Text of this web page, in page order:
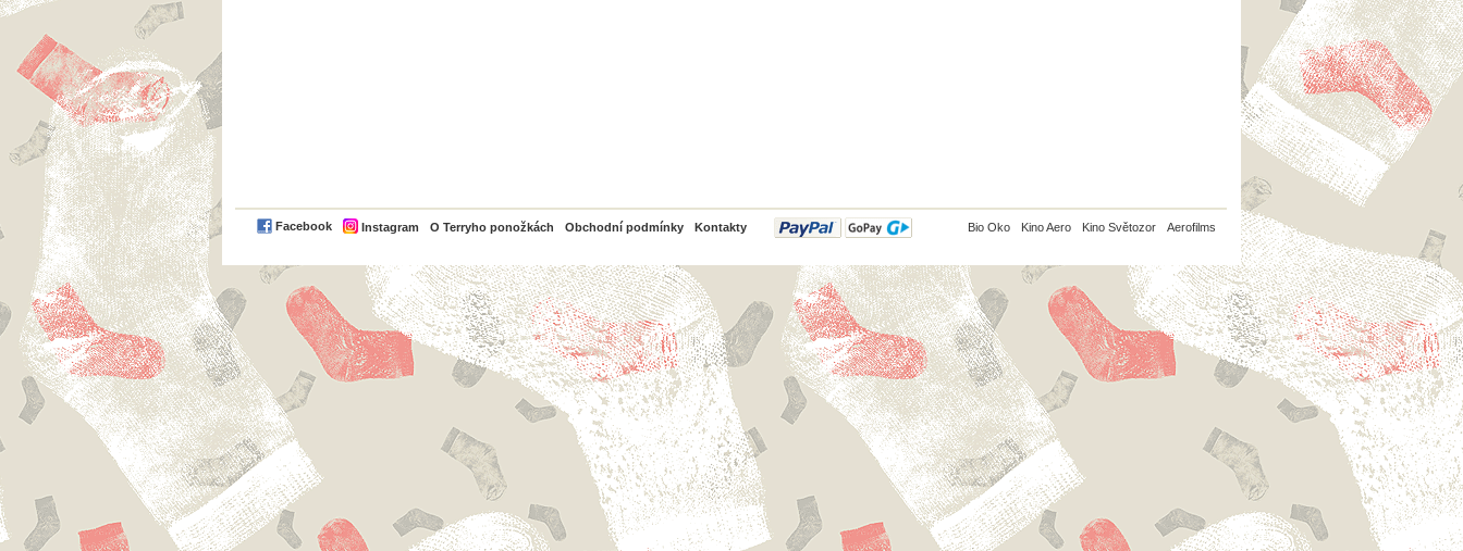
Facebook Instagram O Terryho ponožkách Obchodní podmínky Kontakty
PayPal Bio Oko Kino Aero Kino Světozor Aerofilms